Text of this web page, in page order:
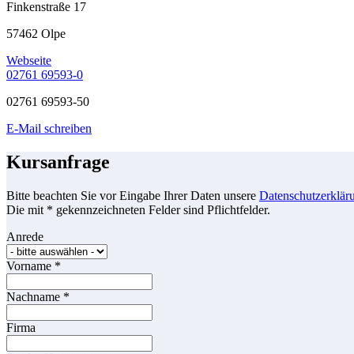
Finkenstraße 17
57462 Olpe
Webseite
02761 69593-0
02761 69593-50
E-Mail schreiben
Kursanfrage
Bitte beachten Sie vor Eingabe Ihrer Daten unsere
Die mit * gekennzeichneten Felder sind Pflichtfelder.
Anrede
Vorname *
Nachname *
Firma